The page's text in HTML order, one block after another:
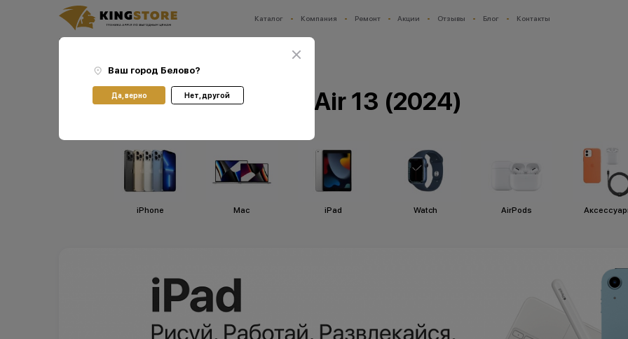
Каталог Компания Ремонт Акции Отзывы Блог Контакты
Ваш город:
Ваш город Белово?
Да, верно Нет, другой
Планшеты Apple iPad Air 13 (2024)
iPhone Мас iPad Watch AirPods